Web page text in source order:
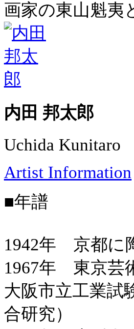
画家の東山魁夷
内田 邦太郎
Uchida Kunitaro
Artist Information
■年譜
1942年 京都に
1967年 東京芸
大阪市立工業試
合研究）